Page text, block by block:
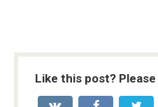
Like this post?